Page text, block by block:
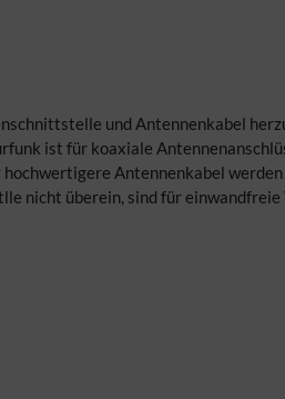
und Antennenkabel
ist für koaxiale
Antennenkabel
nicht überein, sind für